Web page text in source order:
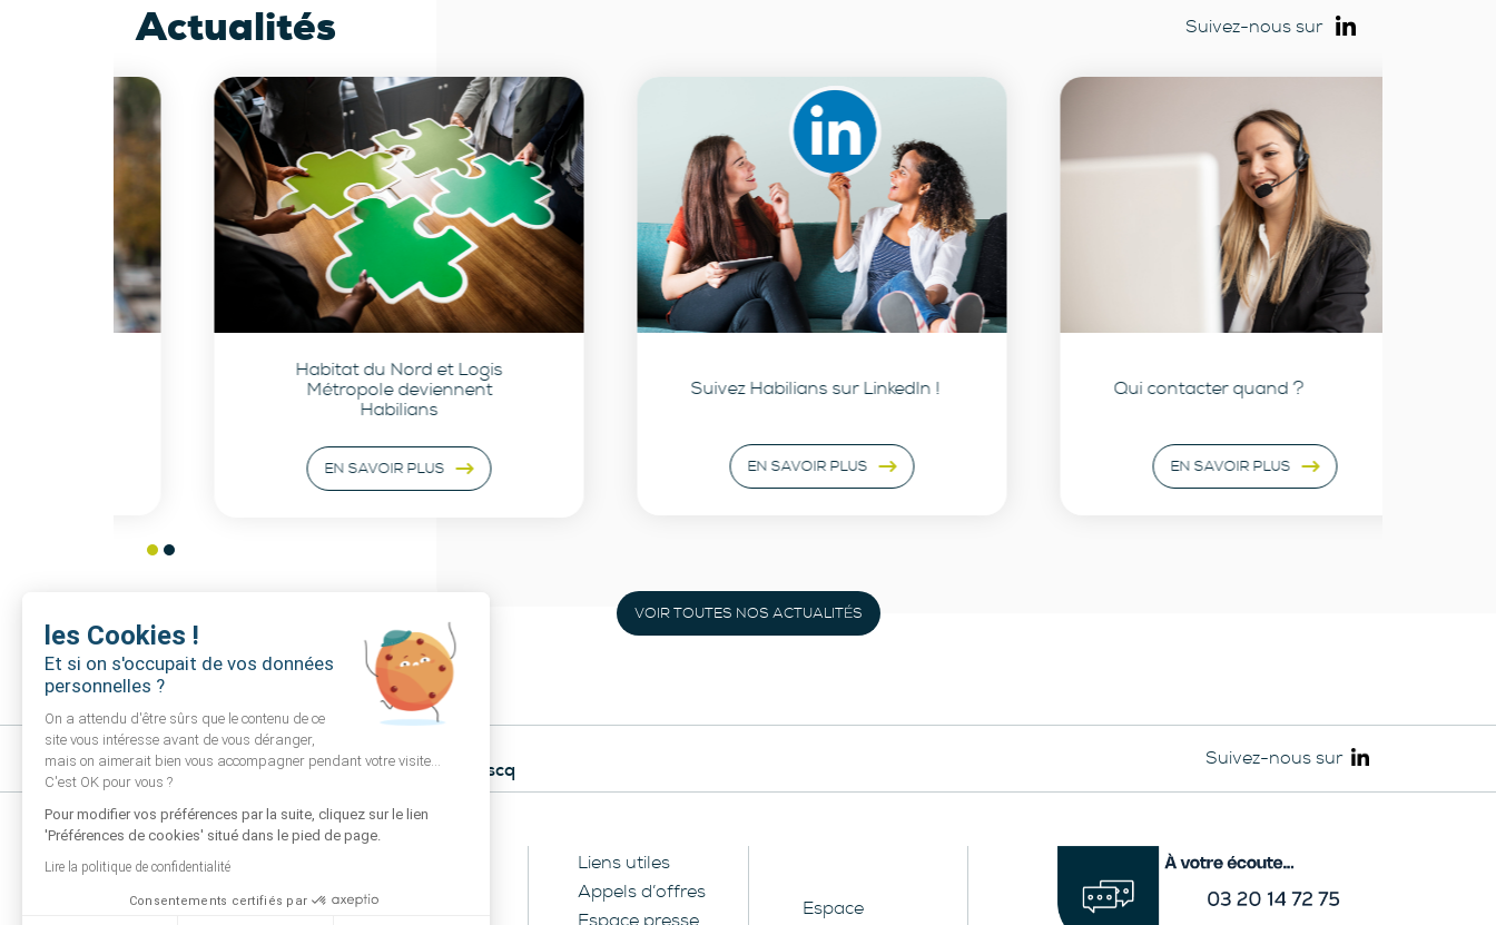
les Cookies !
Et si on s'occupait de vos données
personnelles ?
On a attendu d'être sûrs que le contenu de ce
site vous intéresse avant de vous déranger,
mais on aimerait bien vous accompagner pendant votre visite...
C'est OK pour vous ?
Pour modifier vos préférences par la suite, cliquez sur le lien
'Préférences de cookies' situé dans le pied de page.
Lire la politique de confidentialité
Consentements certifiés par
Actualités Suivez-nous sur
Habitat du Nord et Logis
Métropole deviennent
Habilians
EN SAVOIR PLUS
Suivez Habilians sur LinkedIn !
EN SAVOIR PLUS
Qui contacter quand ?
EN SAVOIR PLUS
VOIR TOUTES NOS ACTUALITÉS
Habilians
46 Rue des Fusillés 59493 Villeneuve-d'Ascq Suivez-nous sur
Liens utiles
Appels d’offres
Espace presse
Espace